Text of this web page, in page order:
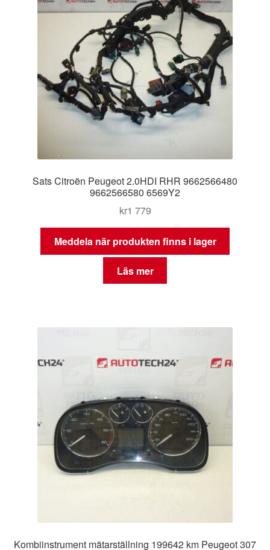
Sats Citroën Peugeot 2.0HDI RHR 9662566480
9662566580 6569Y2
kr1 779
Meddela när produkten finns i lager
Läs mer
Kombiinstrument mätarställning 199642 km Peugeot 307